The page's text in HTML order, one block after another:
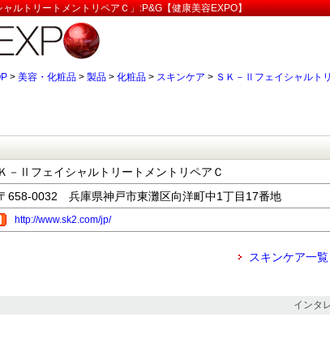
ルトリートメントリペアＣ」:P&G【健康美容EXPO】
> 美容・化粧品 > 製品 > 化粧品 > スキンケア > ＳＫ－Ⅱフェイシャルト
－ⅡフェイシャルトリートメントリペアＣ
658-0032 兵庫県神戸市東灘区向洋町中1丁目17番地
http://www.sk2.com/jp/
スキンケア一覧
インタ